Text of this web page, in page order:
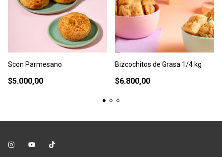
Scon Parmesano
$5.000,00
Bizcochitos de Grasa 1/4 kg
$6.800,00